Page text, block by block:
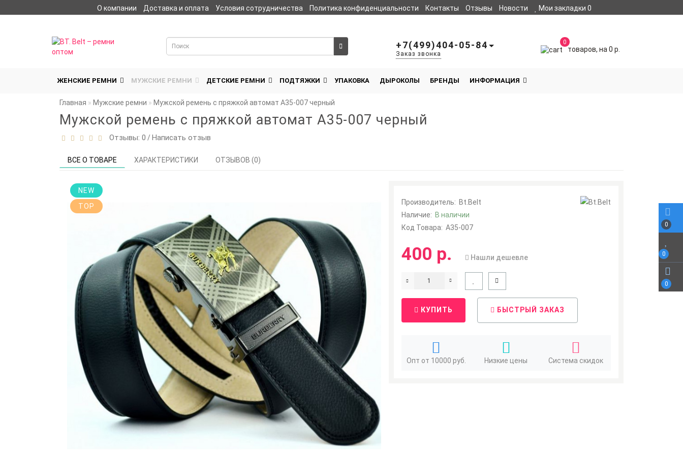
0
0
0
О компании Доставка и оплата Условия сотрудничества Политика конфиденциальности Контакты Отзывы Новости Мои закладки 0
0
товаров, на 0 р.
+7(499)404-05-84
Заказ звонка
ЖЕНСКИЕ РЕМНИ МУЖСКИЕ РЕМНИ ДЕТСКИЕ РЕМНИ ПОДТЯЖКИ УПАКОВКА ДЫРОКОЛЫ БРЕНДЫ ИНФОРМАЦИЯ
Главная Мужские ремни Мужской ремень с пряжкой автомат A35-007 черный
Мужской ремень с пряжкой автомат A35-007 черный
Отзывы: 0 /Написать отзыв
ВСЕ О ТОВАРЕ ХАРАКТЕРИСТИКИ ОТЗЫВОВ (0)
NEW
TOP
Производитель: Bt.Belt
Наличие: В наличии
Код Товара: A35-007
400 р. Нашли дешевле
КУПИТЬ БЫСТРЫЙ ЗАКАЗ
Опт от 10000 руб. Низкие цены Система скидок